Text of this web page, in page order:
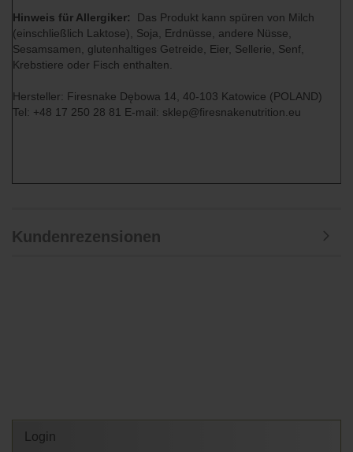
Hinweis für Allergiker:
Das Produkt kann spüren von Milch
(einschließlich Laktose), Soja, Erdnüsse, andere Nüsse,
Sesamsamen, glutenhaltiges Getreide, Eier, Sellerie, Senf,
Krebstiere oder Fisch enthalten.
Hersteller: Firesnake Dębowa 14, 40-103 Katowice (POLAND)
Tel: +48 17 250 28 81 E-mail: sklep@firesnakenutrition.eu
Kundenrezensionen
Login